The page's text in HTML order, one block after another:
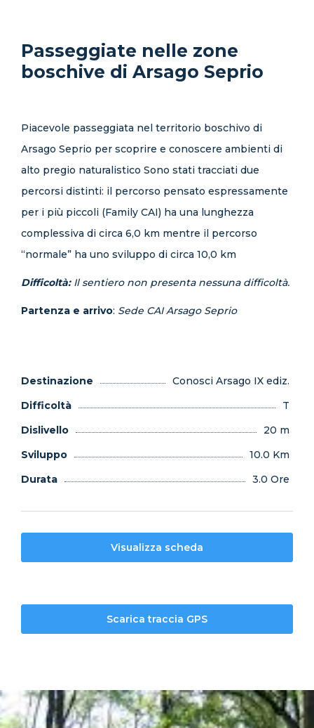
Passeggiate nelle zone
boschive di Arsago Seprio
Piacevole passeggiata nel territorio boschivo di
Arsago Seprio per scoprire e conoscere ambienti di
alto pregio naturalistico Sono stati tracciati due
percorsi distinti: il percorso pensato espressamente
per i più piccoli (Family CAI) ha una lunghezza
complessiva di circa 6,0 km mentre il percorso
“normale” ha uno sviluppo di circa 10,0 km
Difficoltà:Il sentiero non presenta nessuna difficoltà.
Partenza e arrivo: Sede CAI Arsago Seprio
Destinazione
Conosci Arsago IX ediz.
Difficoltà
T
Dislivello
20 m
Sviluppo
10.0 Km
Durata
3.0 Ore
Visualizza scheda
Scarica traccia GPS